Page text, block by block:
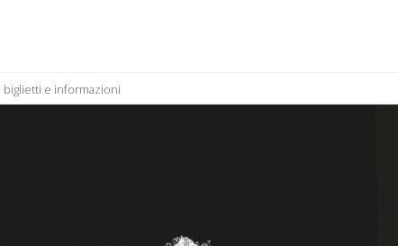
biglietti e informazioni